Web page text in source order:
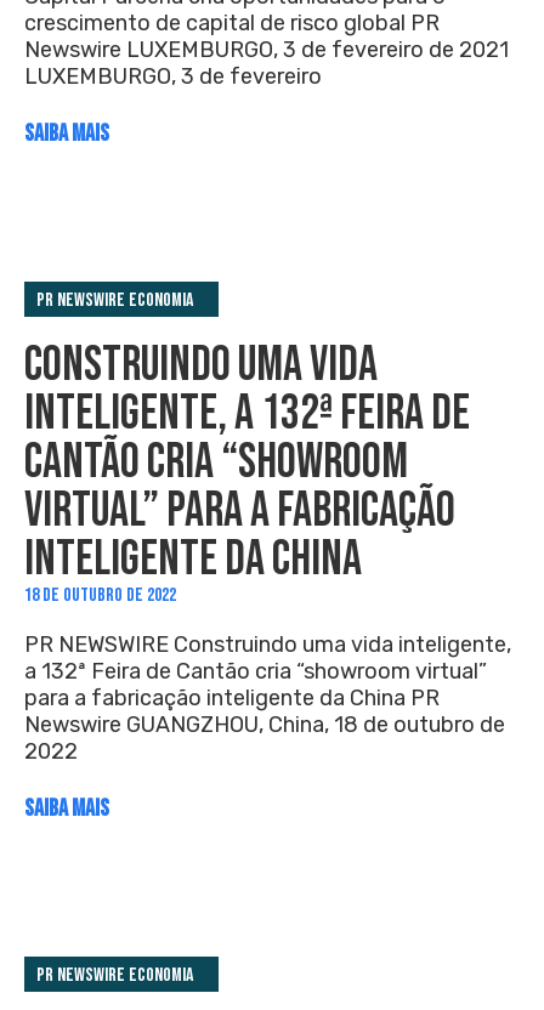
crescimento de capital de risco global PR
Newswire LUXEMBURGO, 3 de fevereiro de 2021
LUXEMBURGO, 3 de fevereiro
SAIBA MAIS
PR Newswire Economia
CONSTRUINDO UMA VIDA
INTELIGENTE, A 132ª FEIRA DE
CANTÃO CRIA “SHOWROOM
VIRTUAL” PARA A FABRICAÇÃO
INTELIGENTE DA CHINA
18 DE OUTUBRO DE 2022
PR NEWSWIRE Construindo uma vida inteligente,
a 132ª Feira de Cantão cria “showroom virtual”
para a fabricação inteligente da China PR
Newswire GUANGZHOU, China, 18 de outubro de
2022
SAIBA MAIS
PR Newswire Economia